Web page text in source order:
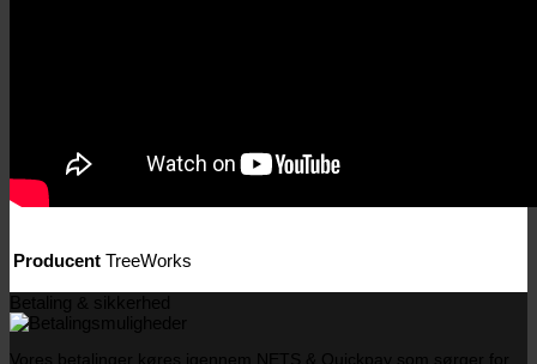
Producent TreeWorks
Betaling & sikkerhed
Vores betalinger køres igennem NETS & Quickpay som sørger for